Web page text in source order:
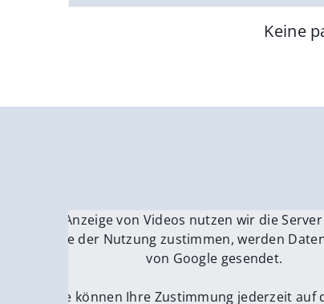
Keine
Für die Anzeige von Videos nutzen wir die
Wenn Sie der Nutzung zustimmen, werden
von Google gesendet.
Sie können Ihre Zustimmung jederzeit auf